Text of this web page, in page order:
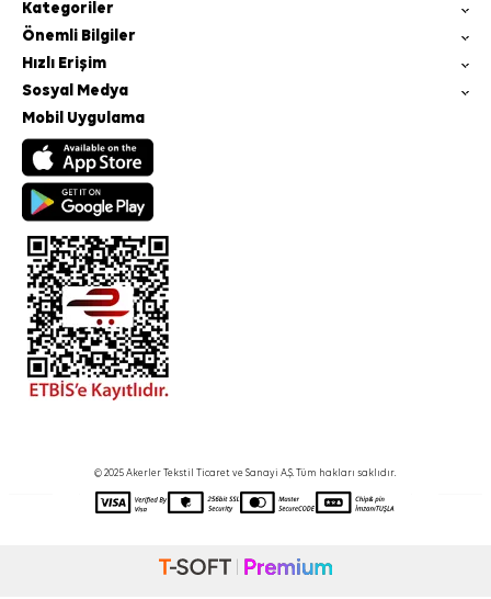
Kategoriler
Önemli Bilgiler
Hızlı Erişim
Sosyal Medya
Mobil Uygulama
© 2025 Akerler Tekstil Ticaret ve Sanayi A.Ş. Tüm hakları saklıdır.